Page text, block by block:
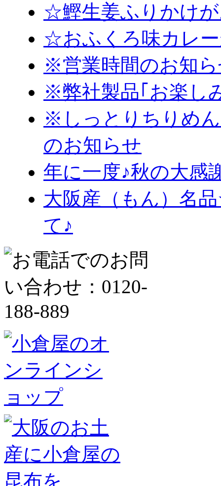
☆鰹生姜ふりかけ
☆おふくろ味カレ
※営業時間のお知
※弊社製品｢お楽し
※しっとりちりめ
のお知らせ
年に一度♪秋の大感
大阪産（もん）名
て♪